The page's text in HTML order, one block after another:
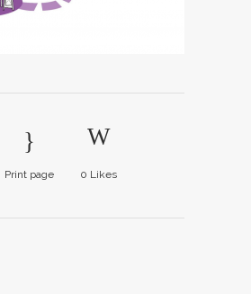
Print page 0 Likes